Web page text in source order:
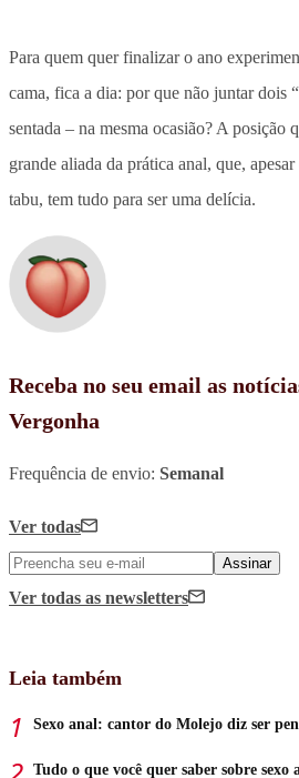
Para quem quer finalizar o ano
cama, fica a dia: por que não juntar dois
sentada – na mesma ocasião? A posição
grande aliada da prática anal, que,
tabu, tem tudo para ser uma delícia.
Receba no seu email as
Vergonha
Frequência de envio: Semanal
Ver todas
Assinar
Ver todas as newsletters
Leia também
Sexo anal: cantor do Molejo diz ser
Tudo o que você quer saber sobre sexo